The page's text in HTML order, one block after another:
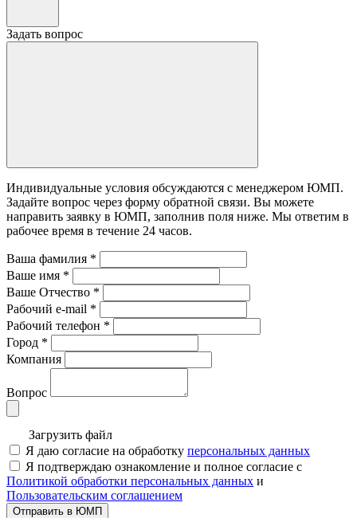
Задать вопрос
Индивидуальные условия обсуждаются с менеджером ЮМП.
Задайте вопрос через форму обратной связи. Вы можете
направить заявку в ЮМП, заполнив поля ниже. Mы ответим в
рабочее время в течение 24 часов.
Ваша фамилия *
Ваше имя *
Ваше Отчество *
Рабочий e-mail *
Рабочий телефон *
Город *
Компания
Вопрос
Загрузить файл
Я даю согласие на обработку персональных данных
Я подтверждаю ознакомление и полное согласие с
Политикой обработки персональных данных и
Пользовательским соглашением
Отправить в ЮМП